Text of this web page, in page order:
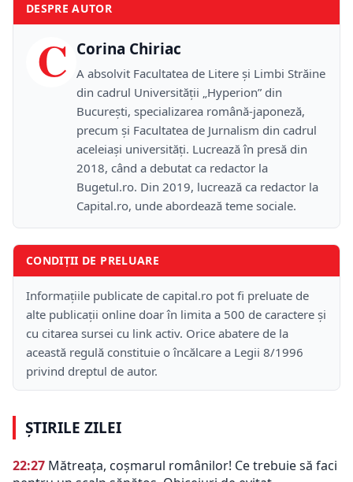
DESPRE AUTOR
C Corina Chiriac
A absolvit Facultatea de Litere și Limbi Străine
din cadrul Universității „Hyperion” din
București, specializarea română-japoneză,
precum și Facultatea de Jurnalism din cadrul
aceleiași universități. Lucrează în presă din
2018, când a debutat ca redactor la
Bugetul.ro. Din 2019, lucrează ca redactor la
Capital.ro, unde abordează teme sociale.
CONDIȚII DE PRELUARE
Informațiile publicate de capital.ro pot fi preluate de
alte publicații online doar în limita a 500 de caractere și
cu citarea sursei cu link activ. Orice abatere de la
această regulă constituie o încălcare a Legii 8/1996
privind dreptul de autor.
ȘTIRILE ZILEI
22:27 Mătreața, coșmarul românilor! Ce trebuie să faci